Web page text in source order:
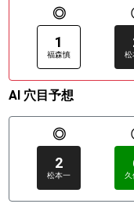
◎
1
福森慎 松
AI 穴目予想
◎
2
松本一 久